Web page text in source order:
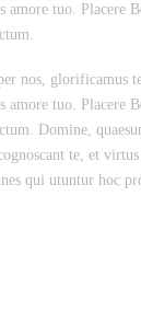
amore tuo. Placere
nos, glorificamus
amore tuo. Placere
Domine,
te, et
qui utuntur hoc